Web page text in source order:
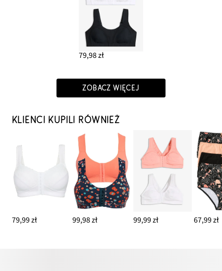
79,98 zł
ZOBACZ WIĘCEJ
KLIENCI KUPILI RÓWNIEŻ
79,99 zł 99,98 zł 99,99 zł 67,99 zł